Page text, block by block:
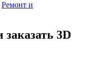
Ремонт и
3D